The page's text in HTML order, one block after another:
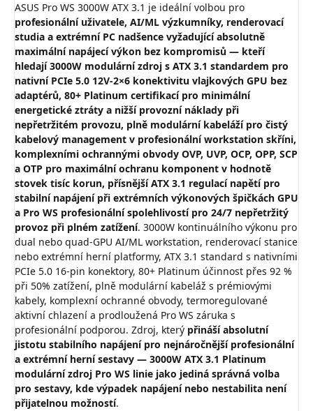
ASUS Pro WS 3000W ATX 3.1 je ideální volbou pro
profesionální uživatele, AI/ML výzkumníky, renderovací
studia a extrémní PC nadšence vyžadující absolutně
maximální napájecí výkon bez kompromisů — kteří
hledají 3000W modulární zdroj s ATX 3.1 standardem pro
nativní PCIe 5.0 12V-2×6 konektivitu vlajkových GPU bez
adaptérů, 80+ Platinum certifikací pro minimální
energetické ztráty a nižší provozní náklady při
nepřetržitém provozu, plně modulární kabeláží pro čistý
kabelový management v profesionální workstation skříni,
komplexními ochrannými obvody OVP, UVP, OCP, OPP, SCP
a OTP pro maximální ochranu komponent v hodnotě
stovek tisíc korun, přísnější ATX 3.1 regulací napětí pro
stabilní napájení při extrémních výkonových špičkách GPU
a Pro WS profesionální spolehlivostí pro 24/7 nepřetržitý
provoz při plném zatížení. 3000W kontinuálního výkonu pro
dual nebo quad-GPU AI/ML workstation, renderovací stanice
nebo extrémní herní platformy, ATX 3.1 standard s nativními
PCIe 5.0 16-pin konektory, 80+ Platinum účinnost přes 92 %
při 50% zatížení, plně modulární kabeláž s prémiovými
kabely, komplexní ochranné obvody, termoregulované
aktivní chlazení a prodloužená Pro WS záruka s
profesionální podporou. Zdroj, který přináší absolutní
jistotu stabilního napájení pro nejnáročnější profesionální
a extrémní herní sestavy — 3000W ATX 3.1 Platinum
modulární zdroj Pro WS linie jako jediná správná volba
pro sestavy, kde výpadek napájení nebo nestabilita není
přijatelnou možností.